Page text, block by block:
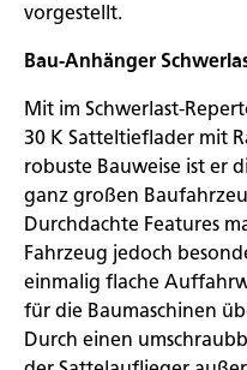
vorgestellt.
Bau-Anhänger
Mit im Schwerlast-
30 K Satteltieflader mit
robuste Bauweise ist er
ganz großen
Durchdachte Features
Fahrzeug jedoch
einmalig flache
für die Baumaschinen
Durch einen